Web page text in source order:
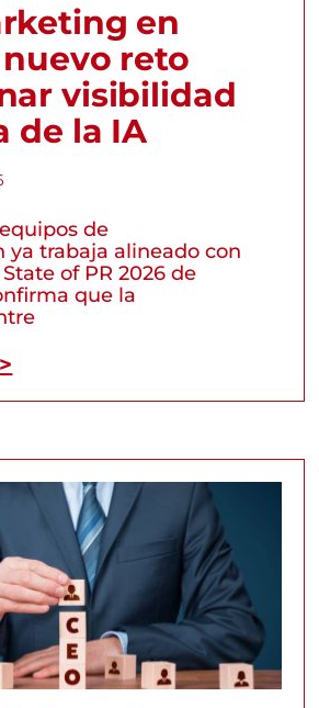
en
reto
visibilidad
de la IA
de
ya trabaja alineado con
of PR 2026 de
que la